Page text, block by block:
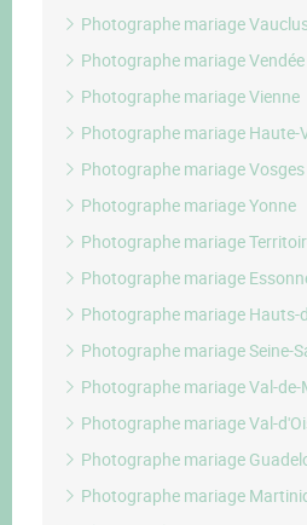
Photographe mariage
Photographe mariage Vendée
Photographe mariage Vienne
Photographe mariage Haute-
Photographe mariage Vosges
Photographe mariage Yonne
Photographe mariage
Photographe mariage
Photographe mariage Hauts-
Photographe mariage Seine-
Photographe mariage Val-de-
Photographe mariage Val-
Photographe mariage
Photographe mariage